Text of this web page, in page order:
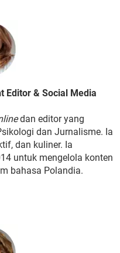
Editor & Social Media
dan editor yang
dan Jurnalisme. Ia
dan kuliner. Ia
untuk mengelola konten
bahasa Polandia.